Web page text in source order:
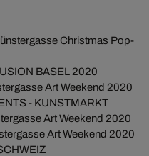
Christmas Pop-
BASEL 2020
Art Weekend 2020
- KUNSTMARKT
Art Weekend 2020
Art Weekend 2020